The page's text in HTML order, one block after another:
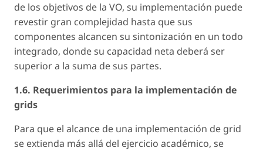
de los objetivos de la VO, su implementación puede
revestir gran complejidad hasta que sus
componentes alcancen su sintonización en un todo
integrado, donde su capacidad neta deberá ser
superior a la suma de sus partes.
1.6. Requerimientos para la implementación de
grids
Para que el alcance de una implementación de grid
se extienda más allá del ejercicio académico, se